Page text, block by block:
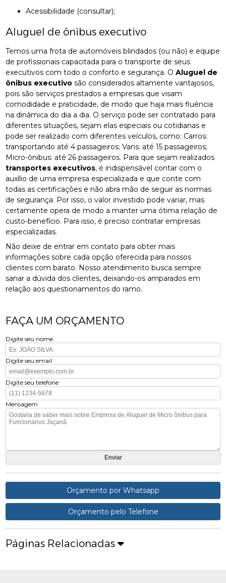
Acessibilidade (consultar);
Aluguel de ônibus executivo
Temos uma frota de automóveis blindados (ou não) e equipe
de profissionais capacitada para o transporte de seus
executivos com todo o conforto e segurança. OAluguel de
ônibus executivo são considerados altamente vantajosos,
pois são serviços prestados a empresas que visam
comodidade e praticidade, de modo que haja mais fluência
na dinâmica do dia a dia. O serviço pode ser contratado para
diferentes situações, sejam elas especiais ou cotidianas e
pode ser realizado com diferentes veículos, como: Carros:
transportando até 4 passageiros; Vans: até 15 passageiros;
Micro-ônibus: até 26 passageiros. Para que sejam realizados
transportes executivos, é indispensável contar com o
auxílio de uma empresa especializada e que conte com
todas as certificações e não abra mão de seguir as normas
de segurança. Por isso, o valor investido pode variar, mas
certamente opera de modo a manter uma ótima relação de
custo-benefício. Para isso, é preciso contratar empresas
especializadas.
Não deixe de entrar em contato para obter mais
informações sobre cada opção oferecida para nossos
clientes com barato. Nosso atendimento busca sempre
sanar a dúvida dos clientes, deixando-os amparados em
relação aos questionamentos do ramo.
FAÇA UM ORÇAMENTO
Digite seu nome
Digite seu email
Digite seu telefone
Mensagem
Orçamento por Whatsapp
Orçamento pelo Telefone
Páginas Relacionadas